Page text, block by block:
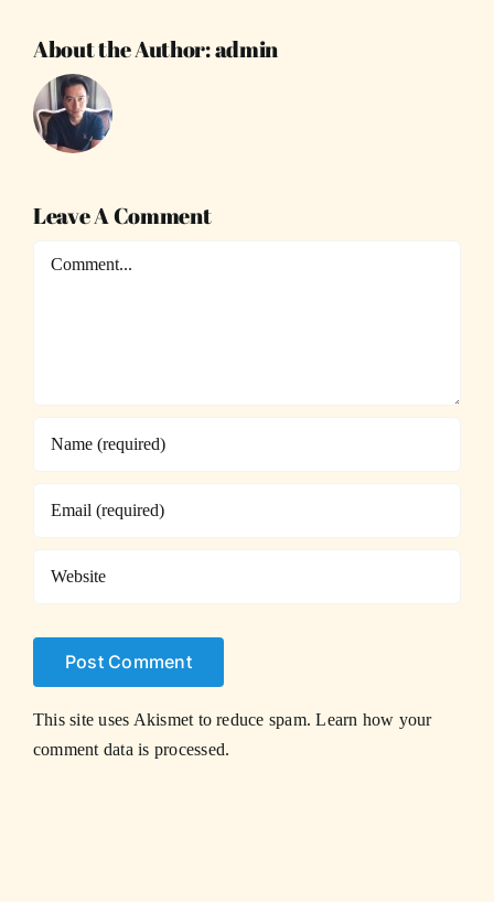
About the Author:admin
Leave A Comment
Comment
This site uses Akismet to reduce spam.Learn how your
comment data is processed.